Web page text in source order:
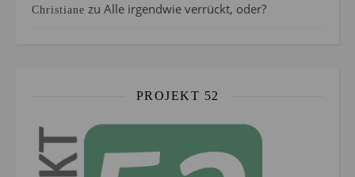
Christiane zu Alle irgendwie verrückt, oder?
PROJEKT 52